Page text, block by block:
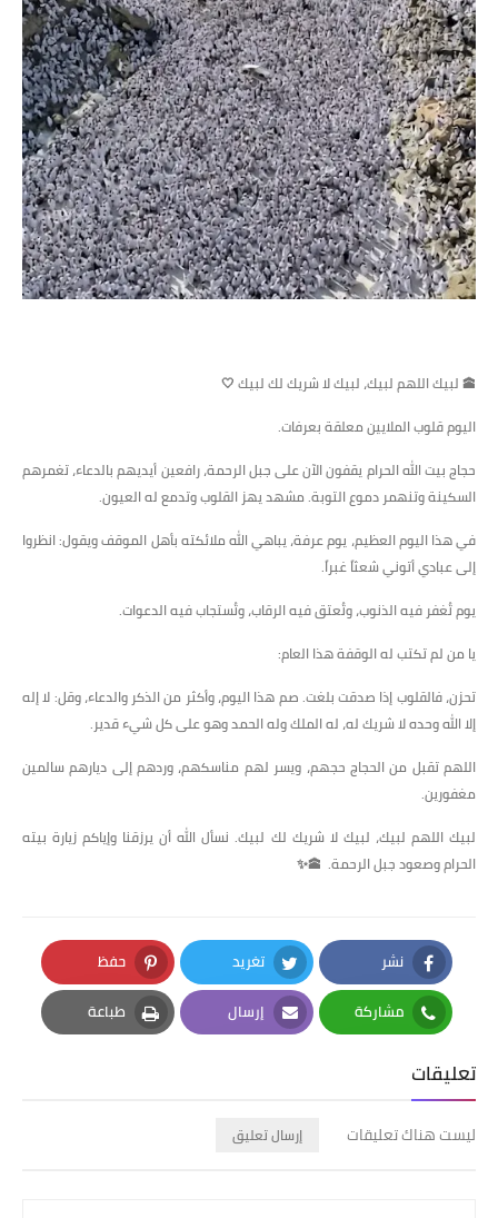
🕋 لبيك اللهم لبيك، لبيك لا شريك لك لبيك 🤍
اليوم قلوب الملايين معلقة بعرفات.
حجاج بيت الله الحرام يقفون الآن على جبل الرحمة، رافعين أيديهم بالدعاء، تغمرهم
السكينة وتنهمر دموع التوبة. مشهد يهز القلوب وتدمع له العيون.
في هذا اليوم العظيم، يوم عرفة، يباهي الله ملائكته بأهل الموقف ويقول: انظروا
إلى عبادي أتوني شعثاً غبراً.
يوم تُغفر فيه الذنوب، وتُعتق فيه الرقاب، وتُستجاب فيه الدعوات.
يا من لم تكتب له الوقفة هذا العام:
تحزن، فالقلوب إذا صدقت بلغت. صم هذا اليوم، وأكثر من الذكر والدعاء، وقل: لا إله
إلا الله وحده لا شريك له، له الملك وله الحمد وهو على كل شيء قدير.
اللهم تقبل من الحجاج حجهم، ويسر لهم مناسكهم، وردهم إلى ديارهم سالمين
مغفورين.
لبيك اللهم لبيك، لبيك لا شريك لك لبيك. نسأل الله أن يرزقنا وإياكم زيارة بيته
الحرام وصعود جبل الرحمة. 🕋✨
نشر
Facebook
تغريد
Twitter
حفظ
Pinterest
مشاركة
Whatsapp
إرسال
Email
طباعة
Print
تعليقات
ليست هناك تعليقات إرسال تعليق